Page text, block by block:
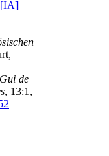
[IA]
Gui de
, 13:1,